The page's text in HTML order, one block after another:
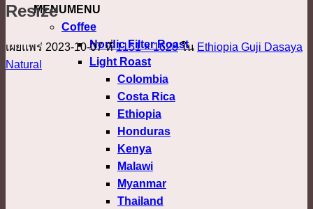
MENU MENU
Coffee
Nordic Filter Roast
Light Roast
Colombia
Costa Rica
Ethiopia
Honduras
Kenya
Malawi
Myanmar
Thailand
Resize
เผยแพร่ 2023-10-07ที่1151 × 1628ใน Ethiopia Guji Dasaya
Natural